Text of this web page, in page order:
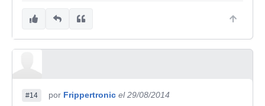
#14 por Frippertronic el 29/08/2014